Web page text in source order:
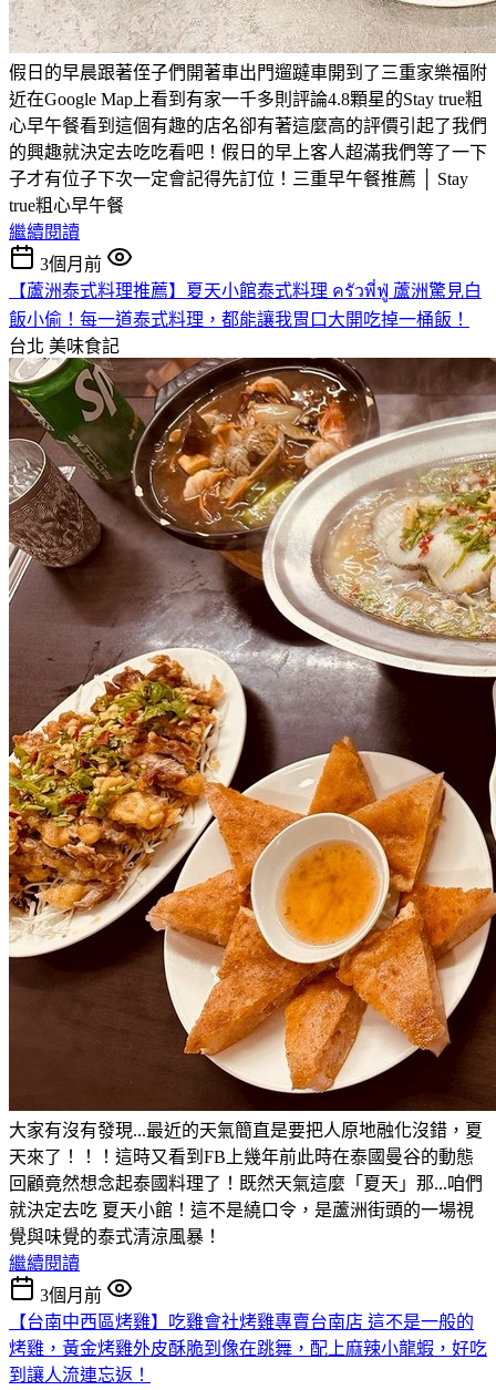
假日的早晨跟著侄子們開著車出門遛躂車開到了三重家樂福附
近在Google Map上看到有家一千多則評論4.8顆星的Stay true粗
心早午餐看到這個有趣的店名卻有著這麼高的評價引起了我們
的興趣就決定去吃吃看吧！假日的早上客人超滿我們等了一下
子才有位子下次一定會記得先訂位！三重早午餐推薦 │ Stay
true粗心早午餐
繼續閱讀
3個月前
【蘆洲泰式料理推薦】夏天小館泰式料理 ครัวพี่ฟู่ 蘆洲驚見白
飯小偷！每一道泰式料理，都能讓我胃口大開吃掉一桶飯！
台北 美味食記
大家有沒有發現...最近的天氣簡直是要把人原地融化沒錯，夏
天來了！！！這時又看到FB上幾年前此時在泰國曼谷的動態
回顧竟然想念起泰國料理了！既然天氣這麼「夏天」那...咱們
就決定去吃 夏天小館！這不是繞口令，是蘆洲街頭的一場視
覺與味覺的泰式清涼風暴！
繼續閱讀
3個月前
【台南中西區烤雞】吃雞會社烤雞專賣台南店 這不是一般的
烤雞，黃金烤雞外皮酥脆到像在跳舞，配上麻辣小龍蝦，好吃
到讓人流連忘返！